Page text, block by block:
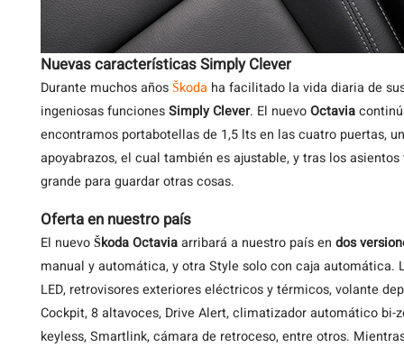
Nuevas características Simply Clever
Durante muchos años Škoda ha facilitado la vida diaria de
ingeniosas funcionesSimply Clever. El nuevoOctavia
encontramos portabotellas de 1,5 lts en las cuatro puertas,
apoyabrazos, el cual también es ajustable, y tras los
grande para guardar otras cosas.
Oferta en nuestro país
El nuevoŠkoda Octaviaarribará a nuestro país en dos
manual y automática, y otra Style solo con caja automática.
LED, retrovisores exteriores eléctricos y térmicos, volante
Cockpit, 8 altavoces, Drive Alert, climatizador automático
keyless, Smartlink, cámara de retroceso, entre otros.